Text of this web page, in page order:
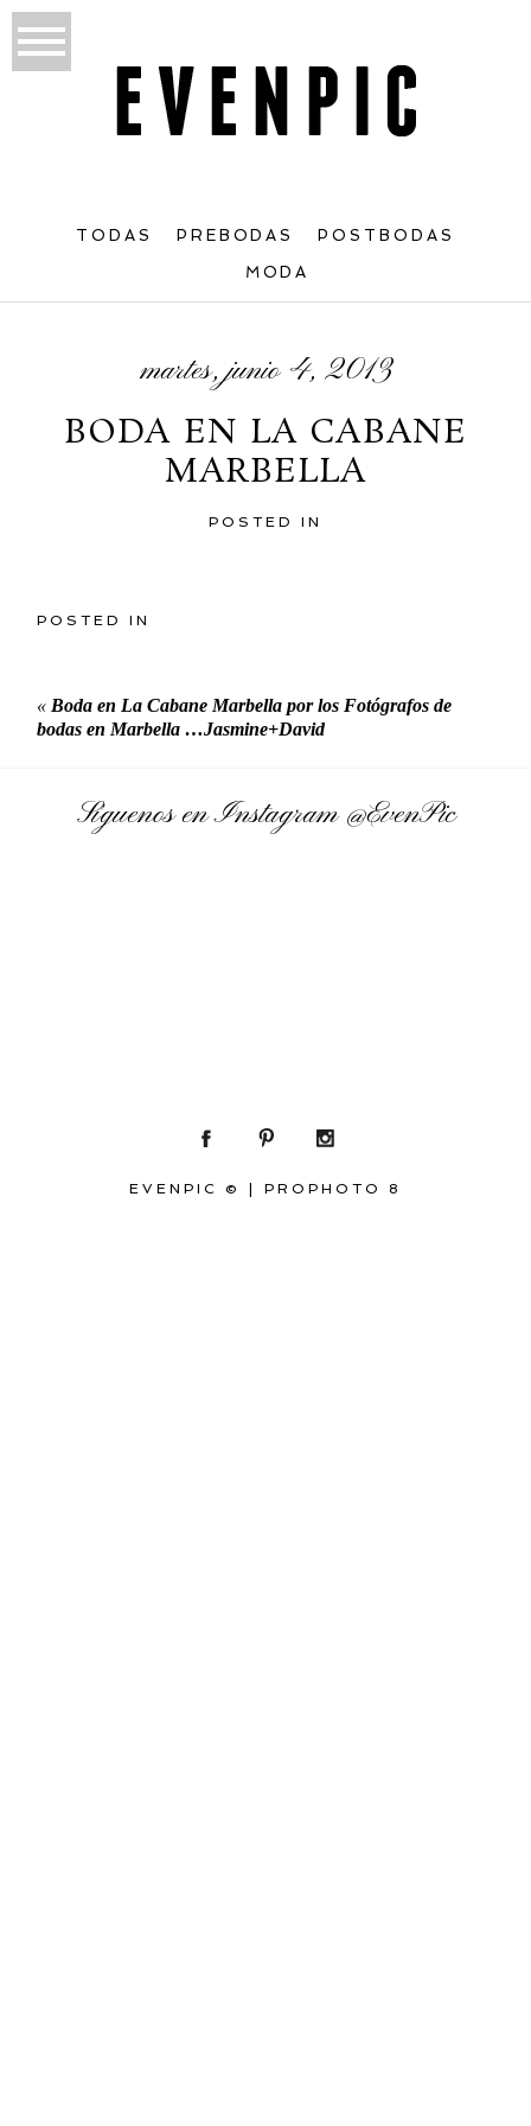
TODAS PREBODAS POSTBODAS
MODA
martes, junio 4, 2013
BODA EN LA CABANE
MARBELLA
POSTED IN
POSTED IN
« Boda en La Cabane Marbella por los Fotógrafos de
bodas en Marbella …Jasmine+David
Síguenos en Instagram@EvenPic
EVENPIC © PROPHOTO 8